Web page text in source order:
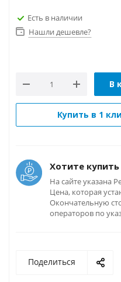
Есть в наличии
Нашли дешевле?
В
Купить в 1
Хотите
На сайте указана
Цена, которая
Окончательную
операторов по
Поделиться